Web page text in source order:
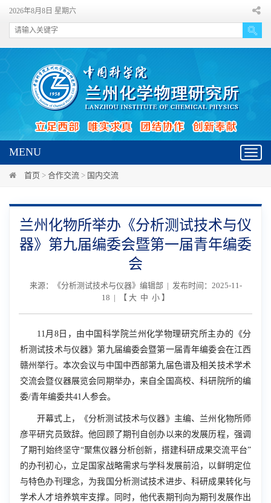
2026年8月8日 星期六
MENU
首页 > 合作交流 > 国内交流
兰州化物所举办《分析测试技术与仪
器》第九届编委会暨第一届青年编委
会
来源：《分析测试技术与仪器》编辑部 | 发布时间：2025-11-
18 | 【 大 中 小 】
11月 8日，由中国科学院兰州化学物理研究所主办的《分
析测试技术与仪器》第九届编委会暨第一届青年编委会在江西
赣州举行。本次会议与中国中西部第九届色谱及相关技术学术
交流会暨仪器展览会同期举办，来自全国高校、科研院所的编
委/青年编委共41人参会。
开幕式上，《分析测试技术与仪器》主编、兰州化物所师
彦平研究员致辞。他回顾了期刊自创办以来的发展历程，强调
了期刊始终坚守“聚焦仪器分析创新，搭建科研成果交流平台”
的办刊初心，立足国家战略需求与学科发展前沿，以鲜明定位
与特色办刊理念，为我国分析测试技术进步、科研成果转化与
学术人才培养筑牢支撑。同时，他代表期刊向为期刊发展作出